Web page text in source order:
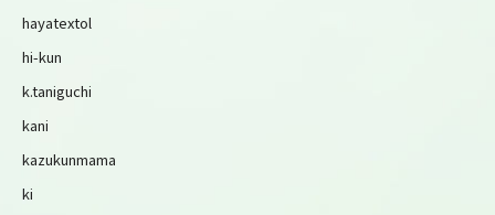
hayatextol
hi-kun
k.taniguchi
kani
kazukunmama
ki